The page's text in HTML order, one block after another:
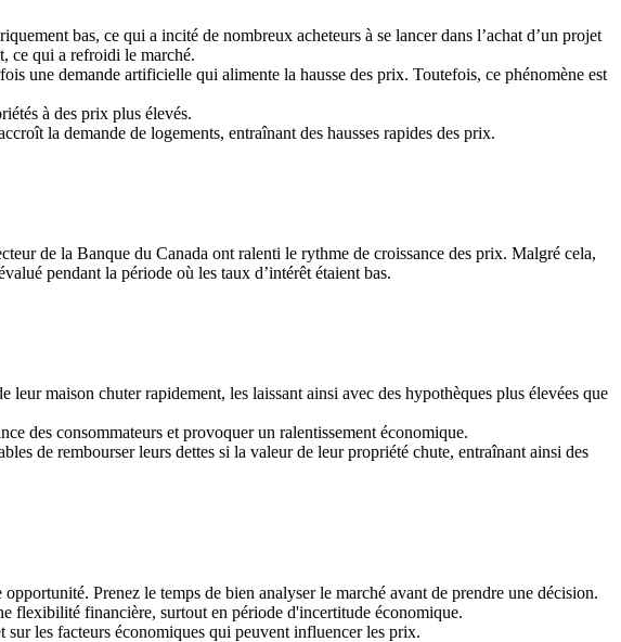
bas, ce qui a incité de nombreux acheteurs à se lancer dans l’achat d’un projet
ce qui a refroidi le marché.
une demande artificielle qui alimente la hausse des prix. Toutefois, ce phénomène est
à des prix plus élevés.
la demande de logements, entraînant des hausses rapides des prix.
de la Banque du Canada ont ralenti le rythme de croissance des prix. Malgré cela,
pendant la période où les taux d’intérêt étaient bas.
maison chuter rapidement, les laissant ainsi avec des hypothèques plus élevées que
des consommateurs et provoquer un ralentissement économique.
de rembourser leurs dettes si la valeur de leur propriété chute, entraînant ainsi des
Prenez le temps de bien analyser le marché avant de prendre une décision.
flexibilité financière, surtout en période d'incertitude économique.
les facteurs économiques qui peuvent influencer les prix.